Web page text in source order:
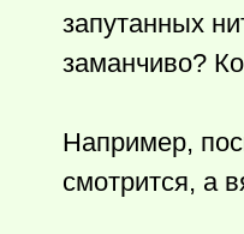
запутанных
заманчиво?
Например,
смотрится, а